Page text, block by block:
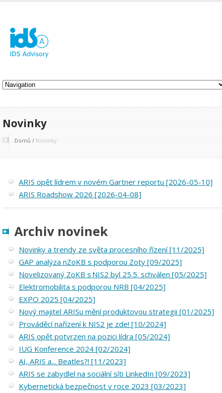
Novinky
Domů / Novinky
ARIS opět lídrem v novém Gartner reportu [2026-05-10]
ARIS Roadshow 2026 [2026-04-08]
Archiv novinek
Novinky a trendy ze světa procesního řízení [11/2025]
GAP analýza nZoKB s podporou Zoty [09/2025]
Novelizovaný ZoKB s NIS2 byl 25.5. schválen [05/2025]
Elektromobilita s podporou NRB [04/2025]
EXPO 2025 [04/2025]
Nový majitel ARISu mění produktovou strategii [01/2025]
Prováděcí nařízení k NIS2 je zde! [10/2024]
ARIS opět potvrzen na pozici lídra [05/2024]
IUG Konference 2024 [02/2024]
AI, ARIS a... Beatles?! [11/2023]
ARIS se zabydlel na sociální síti LinkedIn [09/2023]
Kybernetická bezpečnost v roce 2023 [03/2023]